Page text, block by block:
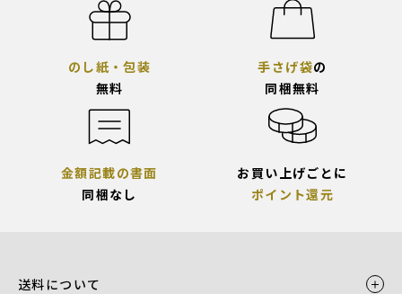
のし紙・包装
無料
手さげ袋の
同梱無料
金額記載の書面
同梱なし
お買い上げごとに
ポイント還元
送料について